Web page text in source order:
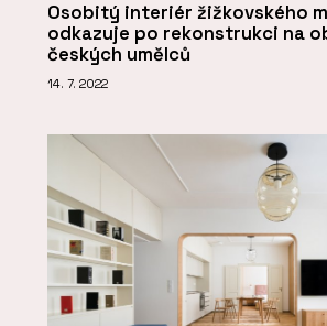
Osobitý interiér žižkovského
odkazuje po rekonstrukci na
českých umělců
14. 7. 2022